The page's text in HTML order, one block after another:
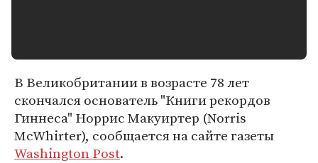
В Великобритании в возрасте 78 лет
скончался основатель "Книги рекордов
Гиннеса" Норрис Макуиртер (Norris
McWhirter), сообщается на сайте газеты
Washington Post.